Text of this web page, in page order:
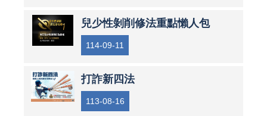
兒少性剝削修法重點懶人包
114-09-11
打詐新四法
113-08-16